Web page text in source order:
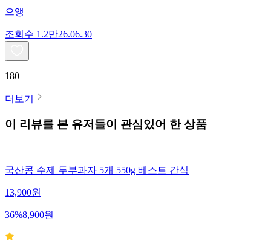
으앵
조회수 1.2만26.06.30
180
더보기
이 리뷰를 본 유저들이 관심있어 한 상품
국산콩 수제 두부과자 5개 550g 베스트 간식
13,900원
36%8,900원